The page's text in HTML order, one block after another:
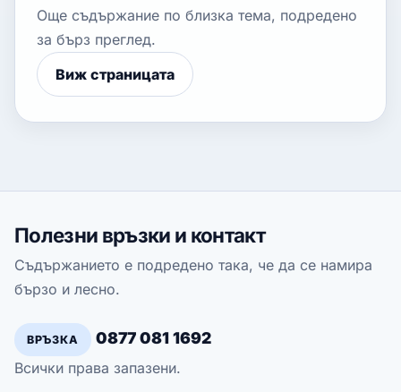
Още съдържание по близка тема, подредено
за бърз преглед.
Виж страницата
Полезни връзки и контакт
Съдържанието е подредено така, че да се намира
бързо и лесно.
ВРЪЗКА 0877 081 1692
Всички права запазени.